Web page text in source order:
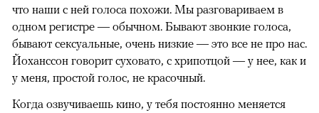
что наши с ней голоса похожи. Мы разговариваем в
одном регистре — обычном. Бывают звонкие голоса,
бывают сексуальные, очень низкие — это все не про нас.
Йоханссон говорит суховато, с хрипотцой — у нее, как и
у меня, простой голос, не красочный.
Когда озвучиваешь кино, у тебя постоянно меняется